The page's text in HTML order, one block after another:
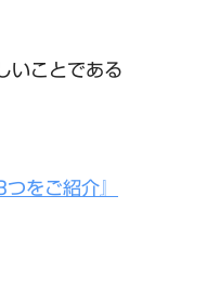
いことである
をご紹介』